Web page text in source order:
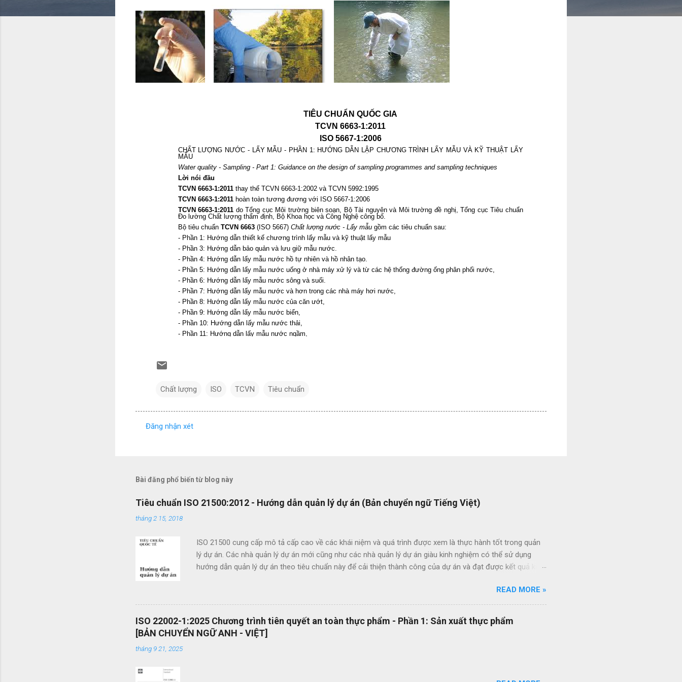
Chất lượng ISO TCVN Tiêu chuẩn
n
é
t
Đăng nhận xét
Bài đăng phổ biến từ blog này
Tiêu chuẩn ISO 21500:2012 - Hướng dẫn quản lý dự án (Bản chuyển ngữ Tiếng Việt)
tháng 2 15, 2018
ISO 21500 cung cấp mô tả cấp cao về các khái niệm và quá trình được xem là thực hành tốt trong quản
lý dự án. Các nhà quản lý dự án mới cũng như các nhà quản lý dự án giàu kinh nghiệm có thể sử dụng
hướng dẫn quản lý dự án theo tiêu chuẩn này để cải thiện thành công của dự án và đạt được kết quả kinh
các tổ chức nhằm nâng cao chất lượng dự án Tạo thuận lợi cho quá trình đấu thầu hiệu quả thông qua
việc sử dụng thuật ngữ quản lý dự án một cách nhất quán Cho phép sự linh hoạt của nhân viên quản lý dự
án và khả năng làm việc trong các dự án quốc tế Cung cấp các nguyên tắc và quy trình quản lý dự án
mang tính phổ quát OEMS Chuyển đổi số quy trình thật đơn giản. Hiện tại bộ quy trình ISO của bạn đang
được vận hành dạng bản in? OEMS là một công cụ tuyệt vời giúp bạn chuyển đổi số bộ quy trình của
READ MORE »
ISO 22002-1:2025 Chương trình tiên quyết an toàn thực phẩm - Phần 1: Sản xuất thực phẩm
[BẢN CHUYỂN NGỮ ANH - VIỆT]
tháng 9 21, 2025